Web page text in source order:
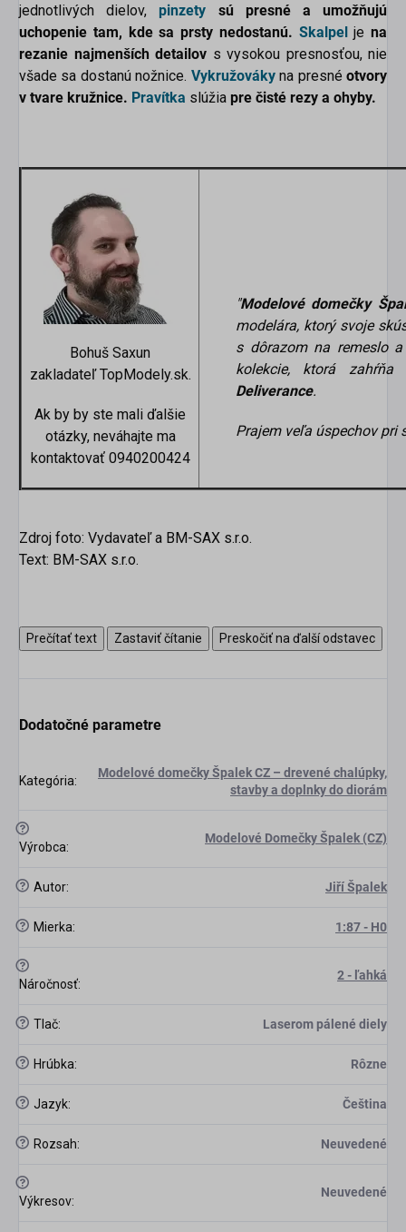
jednotlivých dielov,pinzety sú presné a umožňujú
uchopenie tam, kde sa prsty nedostanú. Skalpelje na
rezanie najmenších detailov s vysokou presnosťou, nie
všade sa dostanú nožnice. Vykružováky na presnéotvory
v tvare kružnice. Pravítka slúžia pre čisté rezy a ohyby.
Bohuš Saxun
zakladateľ TopModely.sk.
Ak by by ste mali ďalšie
otázky, neváhajte ma
kontaktovať 0940200424
"Modelové domečky
modelára, ktorý svoje
s dôrazom na remeslo
kolekcie, ktorá
Deliverance.
Prajem veľa úspechov pri
Zdroj foto: Vydavateľ a BM-SAX s.r.o.
Text: BM-SAX s.r.o.
Prečítať text Zastaviť čítanie Preskočiť na ďalší odstavec
Dodatočné parametre
Kategória:
Modelové domečky Špalek CZ – drevené chalúpky,
stavby a doplnky do diorám
?
Výrobca:
Modelové Domečky Špalek (CZ)
? Autor: Jiří Špalek
? Mierka: 1:87 - H0
?
Náročnosť:
2 - ľahká
? Tlač: Laserom pálené diely
? Hrúbka: Rôzne
? Jazyk: Čeština
? Rozsah: Neuvedené
?
Výkresov:
Neuvedené